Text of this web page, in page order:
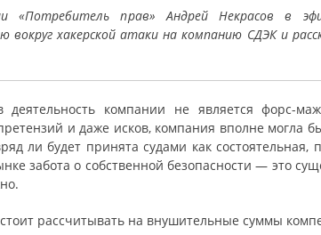
«Потребитель прав» Андрей Некрасов в
хакерской атаки на компанию СДЭК и
компании не является форс-
и даже исков, компания вполне могла
ли будет принята судами как состоятельная,
забота о собственной безопасности — это
рассчитывать на внушительные суммы